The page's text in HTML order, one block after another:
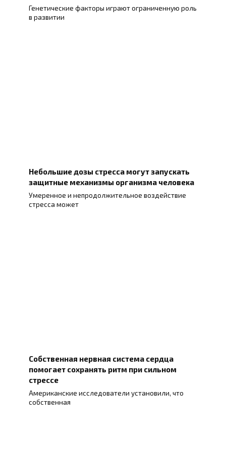
Генетические факторы играют ограниченную роль
в развитии
Небольшие дозы стресса могут запускать
защитные механизмы организма человека
Умеренное и непродолжительное воздействие
стресса может
Собственная нервная система сердца
помогает сохранять ритм при сильном
стрессе
Американские исследователи установили, что
собственная